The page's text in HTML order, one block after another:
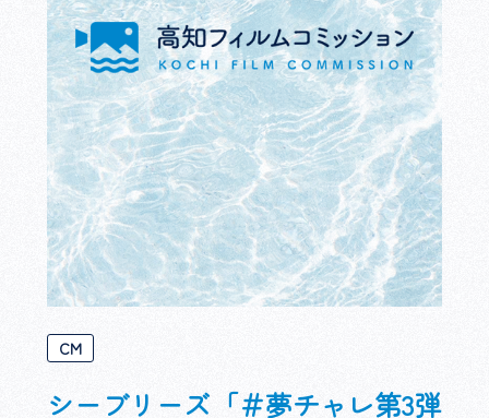
CM
シーブリーズ「＃夢チャレ第3弾